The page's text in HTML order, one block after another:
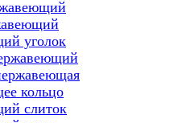
уголок
кольцо
слиток